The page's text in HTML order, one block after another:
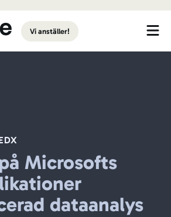
Vi anställer!
Microsofts
dataanalys